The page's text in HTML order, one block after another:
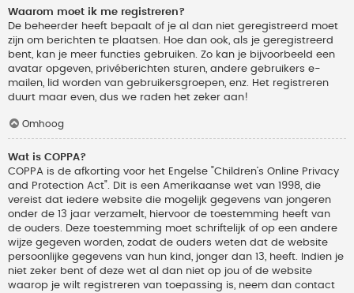
Waarom moet ik me registreren?
De beheerder heeft bepaalt of je al dan niet geregistreerd moet
zijn om berichten te plaatsen. Hoe dan ook, als je geregistreerd
bent, kan je meer functies gebruiken. Zo kan je bijvoorbeeld een
avatar opgeven, privéberichten sturen, andere gebruikers e-
mailen, lid worden van gebruikersgroepen, enz. Het registreren
duurt maar even, dus we raden het zeker aan!
Omhoog
Wat is COPPA?
COPPA is de afkorting voor het Engelse "Children’s Online Privacy
and Protection Act". Dit is een Amerikaanse wet van 1998, die
vereist dat iedere website die mogelijk gegevens van jongeren
onder de 13 jaar verzamelt, hiervoor de toestemming heeft van
de ouders. Deze toestemming moet schriftelijk of op een andere
wijze gegeven worden, zodat de ouders weten dat de website
persoonlijke gegevens van hun kind, jonger dan 13, heeft. Indien je
niet zeker bent of deze wet al dan niet op jou of de website
waarop je wilt registreren van toepassing is, neem dan contact